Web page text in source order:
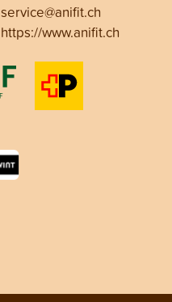
service@anifit.ch
https://www.anifit.ch